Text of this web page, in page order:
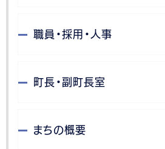
職員・採用・人事
町長・副町長室
まちの概要